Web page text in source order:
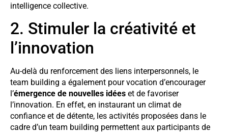
intelligence collective.
2. Stimuler la créativité et
l’innovation
Au-delà du renforcement des liens interpersonnels, le
team building a également pour vocation d’encourager
l’émergence de nouvelles idées et de favoriser
l’innovation. En effet, en instaurant un climat de
confiance et de détente, les activités proposées dans le
cadre d’un team building permettent aux participants de